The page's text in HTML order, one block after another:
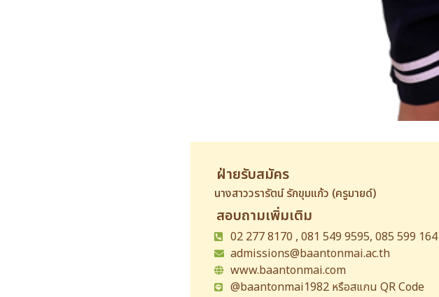
ฝ่ายรับสมัคร
นางสาววรารัตน์ รักขุมแก้ว (ครูมายด์)
สอบถามเพิ่มเติม
02 277 8170 , 081 549 9595, 085 599
admissions@baantonmai.ac.th
www.baantonmai.com
@baantonmai1982 หรือสแกน QR Code